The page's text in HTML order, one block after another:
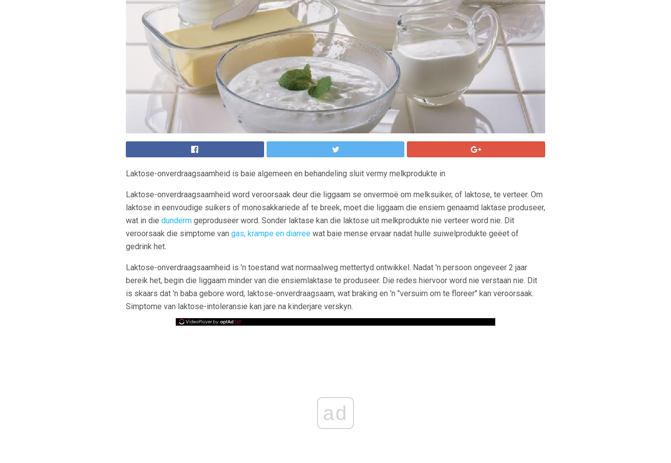
Laktose-onverdraagsaamheid is baie algemeen en behandeling sluit vermy melkprodukte in
Laktose-onverdraagsaamheid word veroorsaak deur die liggaam se onvermoë om melksuiker, of laktose, te verteer. Om
laktose in eenvoudige suikers of monosakkariede af te breek, moet die liggaam die ensiem genaamd laktase produseer,
wat in die dunderm geproduseer word. Sonder laktase kan die laktose uit melkprodukte nie verteer word nie. Dit
veroorsaak die simptome van gas, krampe en diarree wat baie mense ervaar nadat hulle suiwelprodukte geëet of
gedrink het.
Laktose-onverdraagsaamheid is 'n toestand wat normaalweg mettertyd ontwikkel. Nadat 'n persoon ongeveer 2 jaar
bereik het, begin die liggaam minder van die ensiemlaktase te produseer. Die redes hiervoor word nie verstaan ​​nie. Dit
is skaars dat 'n baba gebore word, laktose-onverdraagsaam, wat braking en 'n "versuim om te floreer" kan veroorsaak.
Simptome van laktose-intoleransie kan jare na kinderjare verskyn.
ad